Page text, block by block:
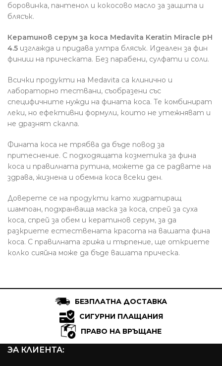
боровинка, пантенол и кокосово масло за защита и
блясък.
Кератинов серум за коса Medavita Keratin Miracle pH
4.5 изглажда и придава ултра блясък. Идеален за фин
финиш на прическата. Без парабени, сулфати и соли.
Всички продукти на Medavita са клинично и
лабораторно тествани, съобразени със
специфичните нужди на фината коса. Те комбинират
леки, но ефективни формули, които не утежняват и
не дразнят скалпа.
Фината коса не трябва да бъде повод за
притеснение. С подходящата козметика за фина
коса и правилната рутина, можете да се радвате на
здрава, жизнена и обемна коса всеки ден.
Доверете се на продукти като хидратиращ
шампоан, подхранваща маска за коса, спрей за суха
коса, спрей за обем и кератинов серум, за да
разкриете естествената красота на вашата фина
коса. С правилната грижа и търпение, ще откриете
колко сияйна може да бъде вашата прическа.
БЕЗПЛАТНА ДОСТАВКА
СИГУРНИ ПЛАЩАНИЯ
ПРАВО НА ВРЪЩАНЕ
ЗА КЛИЕНТА: